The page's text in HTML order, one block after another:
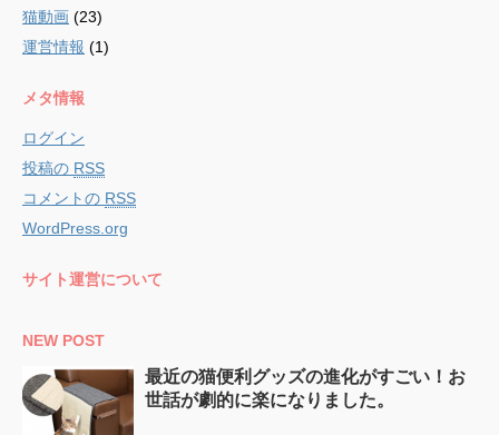
猫動画 (23)
運営情報 (1)
メタ情報
ログイン
投稿の RSS
コメントの RSS
WordPress.org
サイト運営について
NEW POST
最近の猫便利グッズの進化がすごい！お
世話が劇的に楽になりました。